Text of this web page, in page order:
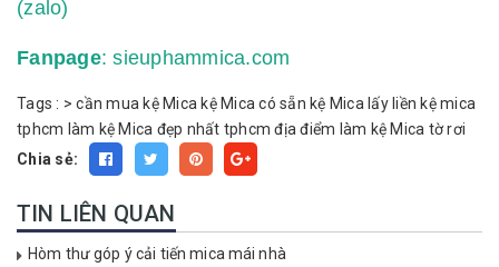
(zalo)
Fanpage: sieuphammica.com
Tags : >cần mua kệ Mica kệ Mica có sẵn kệ Mica lấy liền kệ mica
tphcm làm kệ Mica đẹp nhất tphcm địa điểm làm kệ Mica tờ rơi
Chia sẻ:
TIN LIÊN QUAN
Hòm thư góp ý cải tiến mica mái nhà